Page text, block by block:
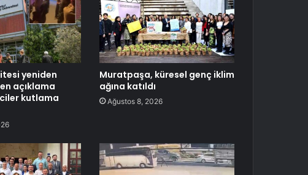
yeniden
açıklama
kutlama
Muratpaşa, küresel genç iklim
ağına katıldı
Ağustos 8, 2026